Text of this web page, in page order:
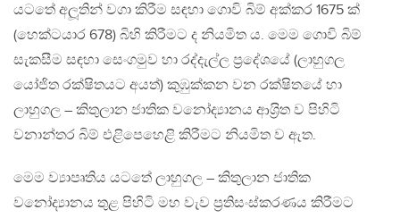
යටතේ අලූතින් වගා කිරීම සඳහා ගොවි බිම් අක්කර 1675 ක්
(හෙක්ටයාර 678) බිහි කිරීමට ද නියමිත ය. මෙම ගොවි බිම්
සැකසීම සඳහා සෙංගමුව හා රද්දැල්ල ප‍්‍රදේශයේ (ලාහුගල
යෝජිත රක්ෂිතයට අයත්) කුඹුක්කන වන රක්ෂිතයේ හා
ලාහුගල – කිතුලාන ජාතික වනෝද්‍යානය ආශ‍්‍රිත ව පිහිටි
වනාන්තර බිම් එළිපෙහෙළි කිරීමට නියමිත ව ඇත.
මෙම ව්‍යාපෘතිය යටතේ ලාහුගල – කිතුලාන ජාතික
වනෝද්‍යානය තුළ පිහිටි මහ වැව ප‍්‍රතිසංස්කරණය කිරීමට